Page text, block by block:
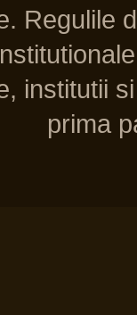
Regulile
institutii
prima